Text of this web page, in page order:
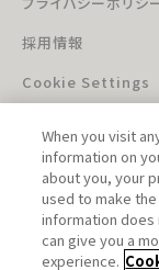
採用情報
Cookie Settings
このホームペ
When you visit
information on
about you, your
used to make
information
can give you a
experience.